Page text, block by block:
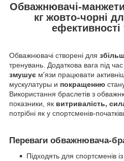
Обважнювачі-
кг жовто-чорні
Обважнювачі створені для
тренувань. Додаткова вага під
змушує м'язи працювати
мускулатуры и покращенню
Використання браслетів з
показники, як витривалість,
потрібні як у спортсменів-
Переваги обважнювача-
Підходять для спортсменів